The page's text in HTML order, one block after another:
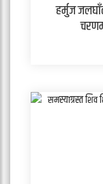
हर्मुज